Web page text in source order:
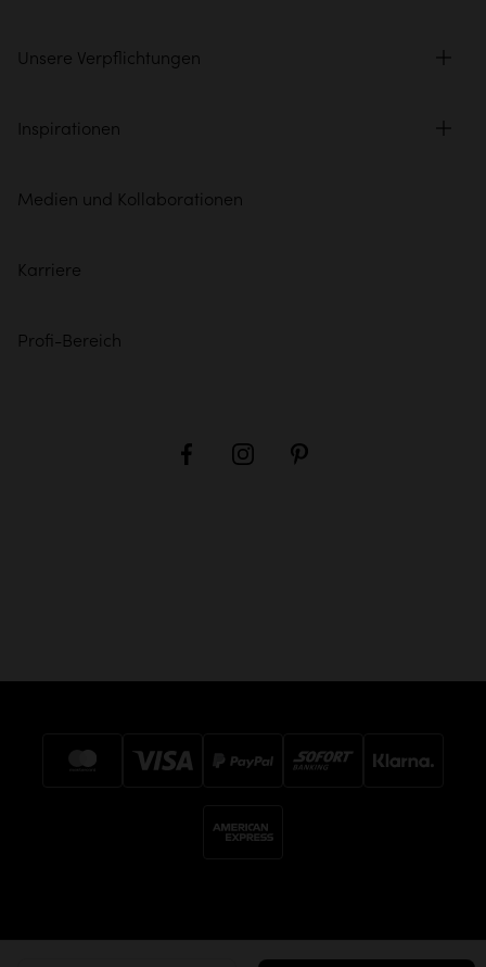
Unsere Verpflichtungen
Inspirationen
Medien und Kollaborationen
Karriere
Profi-Bereich